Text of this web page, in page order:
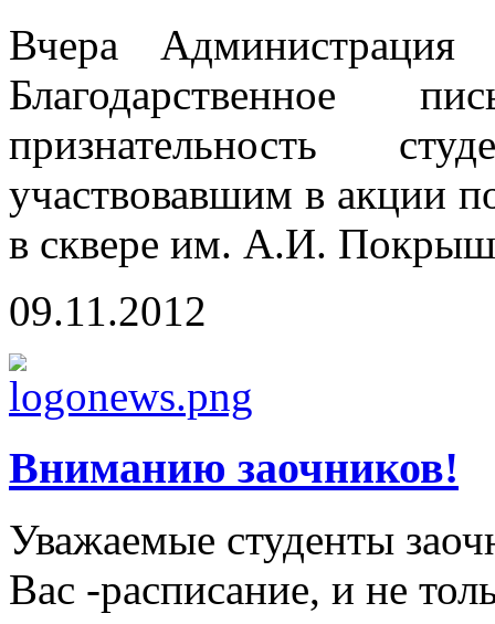
Вчера Администрация
Благодарственное
признательность
участвовавшим в акции
в сквере им. А.И.
09.11.2012
Вниманию заочников!
Уважаемые студенты
Вас -расписание, и не